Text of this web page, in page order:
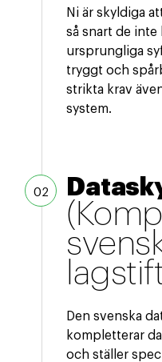
Ni är skyldiga
så snart de
ursprungliga
tryggt och
strikta krav
system.
Den svenska
kompletterar
och ställer